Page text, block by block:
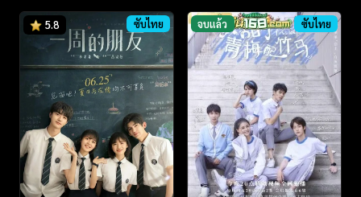
5.8 ซับไทย จบแล้ว ซับไทย